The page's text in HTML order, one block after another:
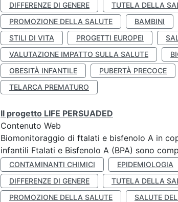
DIFFERENZE DI GENERE
TUTELA DELLA
PROMOZIONE DELLA SALUTE
BAMBINI
STILI DI VITA
PROGETTI EUROPEI
VALUTAZIONE IMPATTO SULLA SALUTE
OBESITÀ INFANTILE
PUBERTÀ PRECOCE
TELARCA PREMATURO
Il progetto LIFE PERSUADED
Contenuto Web
Biomonitoraggio di ftalati e bisfenolo A in
infantili Ftalati e Bisfenolo A (BPA) sono
CONTAMINANTI CHIMICI EPIDEMIOLOGIA
DIFFERENZE DI GENERE
TUTELA DELLA
PROMOZIONE DELLA SALUTE
SALUTE